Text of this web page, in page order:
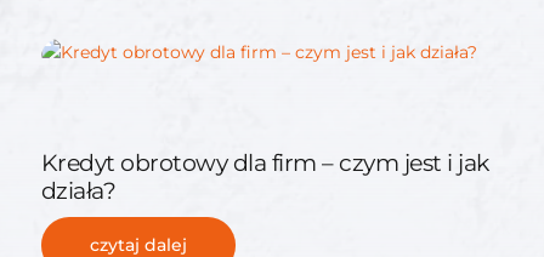
Kredyt obrotowy dla firm – czym jest i jak
działa?
czytaj dalej